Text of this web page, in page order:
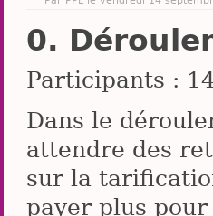
Participants :
Dans le
attendre des
sur la
payer plus